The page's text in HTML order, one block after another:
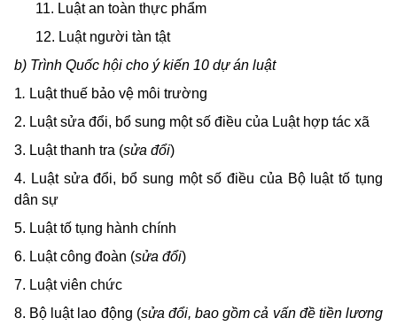
11. Luật an toàn thực phẩm
12. Luật người tàn tật
b) Trình Quốc hội cho ý kiến 10 dự án luật
1. Luật thuế bảo vệ môi trường
2. Luật sửa đổi, bổ sung một số điều của Luật hợp tác xã
3. Luật thanh tra (sửa đổi)
4. Luật sửa đổi, bổ sung một số điều của Bộ luật tố tụng
dân sự
5. Luật tố tụng hành chính
6. Luật công đoàn (sửa đổi)
7. Luật viên chức
8. Bộ luật lao động (sửa đổi, bao gồm cả vấn đề tiền lương